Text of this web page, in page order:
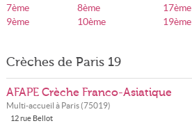
7ème
8ème
9ème
10ème
17ème
19ème
Crèches de Paris 19
AFAPE Crèche Franco-Asiatique
Multi-accueil à Paris(75019)
12 rue Bellot